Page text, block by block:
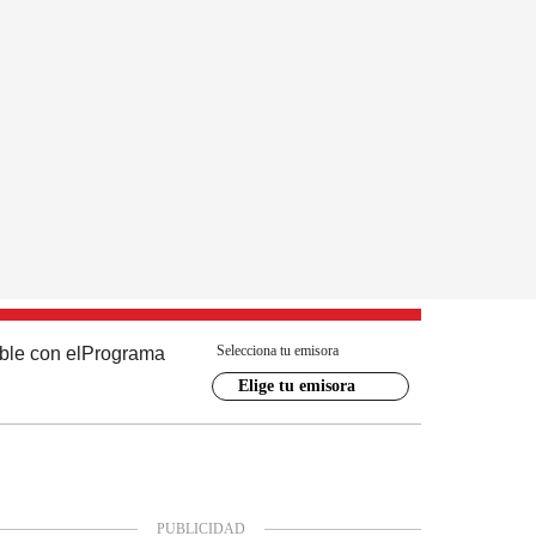
con el Programa Selecciona tu emisora
Elige tu emisora